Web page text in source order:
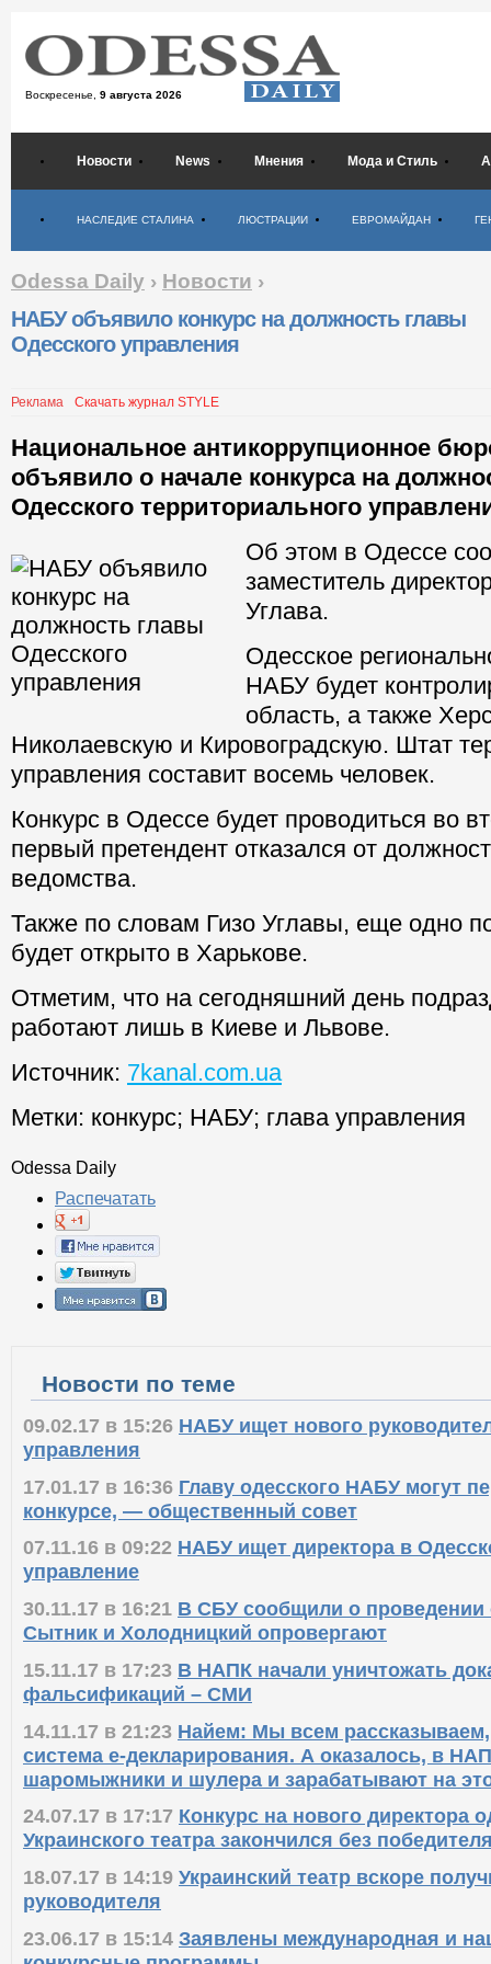
Воскресенье, 9 августа 2026
Новости News Мнения Мода и Стиль
НАСЛЕДИЕ СТАЛИНА ЛЮСТРАЦИИ ЕВРОМАЙДАН
Odessa Daily › Новости ›
НАБУ объявило конкурс на должность главы
Одесского управления
Реклама Скачать журнал STYLE
Национальное антикоррупционное
объявило о начале конкурса на
Одесского территориального
Об этом в Одессе
заместитель
Углава.
Одесское
НАБУ будет
область, а также
Николаевскую и Кировоградскую. Штат
управления составит восемь человек.
Конкурс в Одессе будет проводиться во
первый претендент отказался от
ведомства.
Также по словам Гизо Углавы, еще одно
будет открыто в Харькове.
Отметим, что на сегодняшний день
работают лишь в Киеве и Львове.
Источник: 7kanal.com.ua
Метки: конкурс; НАБУ; глава управления
Odessa Daily
Распечатать
Новости по теме
09.02.17 в 15:26 НАБУ ищет нового
управления
17.01.17 в 16:36 Главу одесского НАБУ могут
конкурсе, — общественный совет
07.11.16 в 09:22 НАБУ ищет директора в
управление
30.11.17 в 16:21 В СБУ сообщили о
Сытник и Холодницкий опровергают
15.11.17 в 17:23 В НАПК начали уничтожать
фальсификаций – СМИ
14.11.17 в 21:23 Найем: Мы всем рассказываем,
система е-декларирования. А оказалось, в
шаромыжники и шулера и зарабатывают на
24.07.17 в 17:17 Конкурс на нового директора
Украинского театра закончился без
18.07.17 в 14:19 Украинский театр вскоре
руководителя
23.06.17 в 15:14 Заявлены международная и